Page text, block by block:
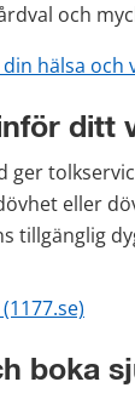
och
hälsa och
ditt
ger
eller
tillgänglig
boka